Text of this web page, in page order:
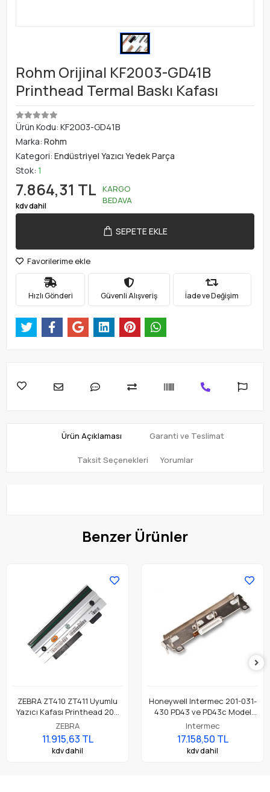
Rohm Orijinal KF2003-GD41B
Printhead Termal Baskı Kafası
Ürün Kodu: KF2003-GD41B
Marka: Rohm
Kategori: Endüstriyel Yazıcı Yedek Parça
Stok: 1
7.864,31 TL
kdv dahil
KARGO
BEDAVA
SEPETE EKLE
Favorilerime ekle
Hızlı Gönderi Güvenli Alışveriş İade ve Değişim
Ürün Açıklaması Garanti ve Teslimat
Taksit Seçenekleri Yorumlar
Benzer Ürünler
ZEBRA ZT410 ZT411 Uyumlu
Yazıcı Kafası Printhead 203
Dpi Parça No: P1058930-009
ZEBRA
11.915,63 TL
kdv dahil
Honeywell Intermec 201-031-
430 PD43 ve PD43c Model
Barkod Etiket Yazıcı 203 Dpi
Termal Baskı Kafası
Intermec
17.158,50 TL
kdv dahil